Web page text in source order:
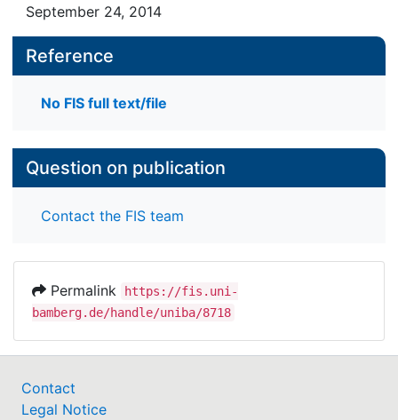
September 24, 2014
Reference
No FIS full text/file
Question on publication
Contact the FIS team
Permalink
https://fis.uni-
bamberg.de/handle/uniba/8718
Contact
Legal Notice